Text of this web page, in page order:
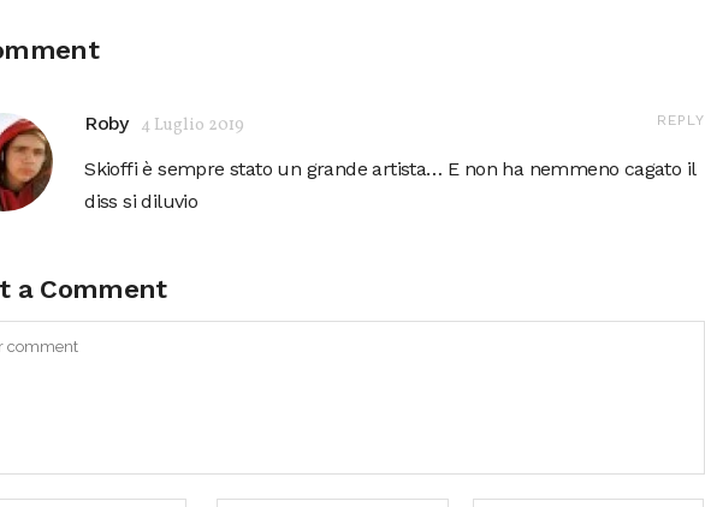
REPLY
Roby 4 Luglio 2019
Skioffi è sempre stato un grande artista… E non ha nemmeno cagato il
diss si diluvio
a Comment